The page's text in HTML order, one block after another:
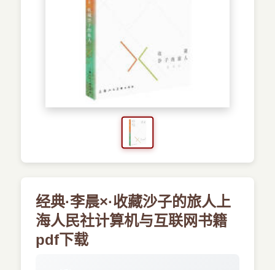
经典·李晨×·收藏沙子的旅人上
海人民社计算机与互联网书籍
pdf下载